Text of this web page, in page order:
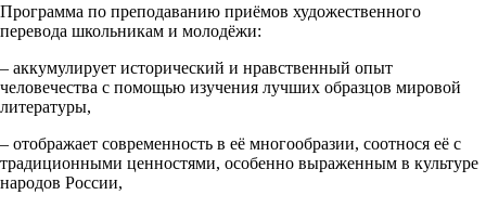
Программа по преподаванию приёмов художественного
перевода школьникам и молодёжи:
– аккумулирует исторический и нравственный опыт
человечества с помощью изучения лучших образцов мировой
литературы,
– отображает современность в её многообразии, соотнося её с
традиционными ценностями, особенно выраженным в культуре
народов России,